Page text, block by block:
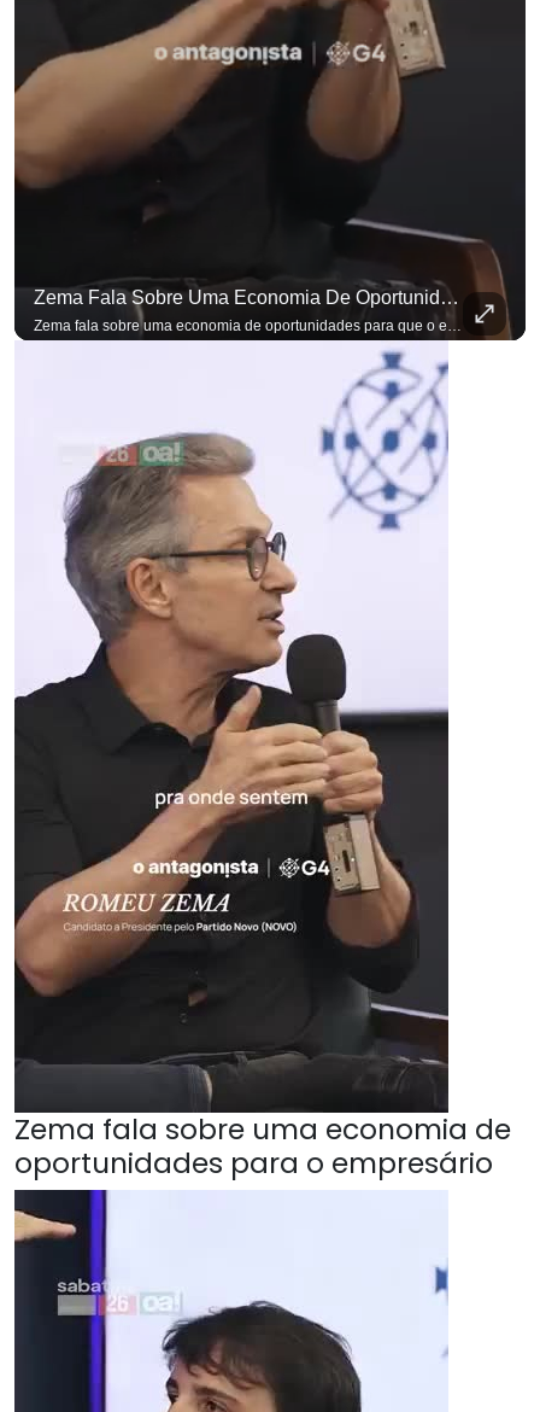
Zema Fala Sobre Uma Economia De Oportunidades Para O Empresário
Zema fala sobre uma economia de oportunidades para que o empresário brasileiro não precise sair do país para manter o crescimento do seu negócio. A primeira Sabatina Presidencial em que as perguntas não vieram de assessores, partidos ou jornalistas. Vieram de uma pesquisa com empresários brasileiros. Imposto, juro, custo de contratar. Cada candidato frente a frente com quem move a economia do país. Se você busca informação com credibilidade, inscreva-se agora e ative o
para não perder
Zema fala sobre uma economia de
oportunidades para o empresário